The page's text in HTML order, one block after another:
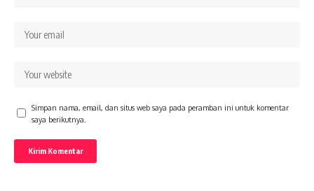
Simpan nama, email, dan situs web saya pada peramban ini untuk komentar
saya berikutnya.